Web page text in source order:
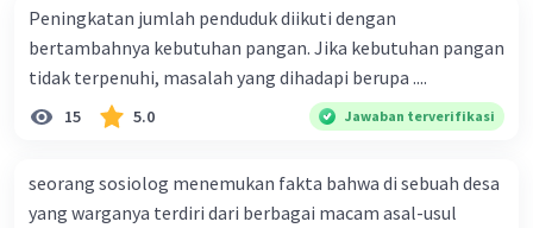
Peningkatan jumlah penduduk diikuti dengan
bertambahnya kebutuhan pangan. Jika kebutuhan pangan
tidak terpenuhi, masalah yang dihadapi berupa ....
15 5.0 Jawaban terverifikasi
seorang sosiolog menemukan fakta bahwa di sebuah desa
yang warganya terdiri dari berbagai macam asal-usul